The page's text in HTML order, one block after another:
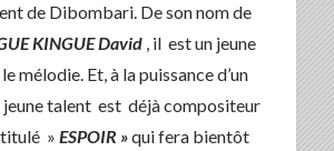
de Dibombari. De son nom de
KINGUE David, il est un jeune
mélodie. Et, à la puissance d’un
jeune talent est déjà compositeur
» ESPOIR »qui fera bientôt